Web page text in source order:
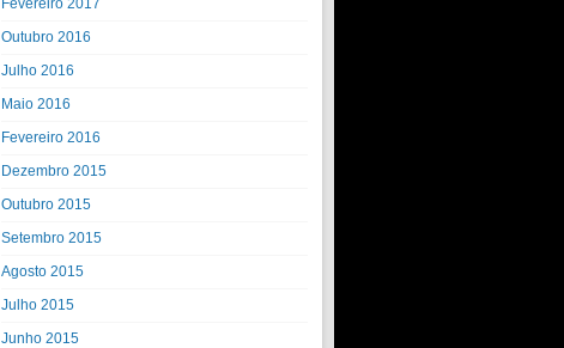
Fevereiro 2017
Outubro 2016
Julho 2016
Maio 2016
Fevereiro 2016
Dezembro 2015
Outubro 2015
Setembro 2015
Agosto 2015
Julho 2015
Junho 2015